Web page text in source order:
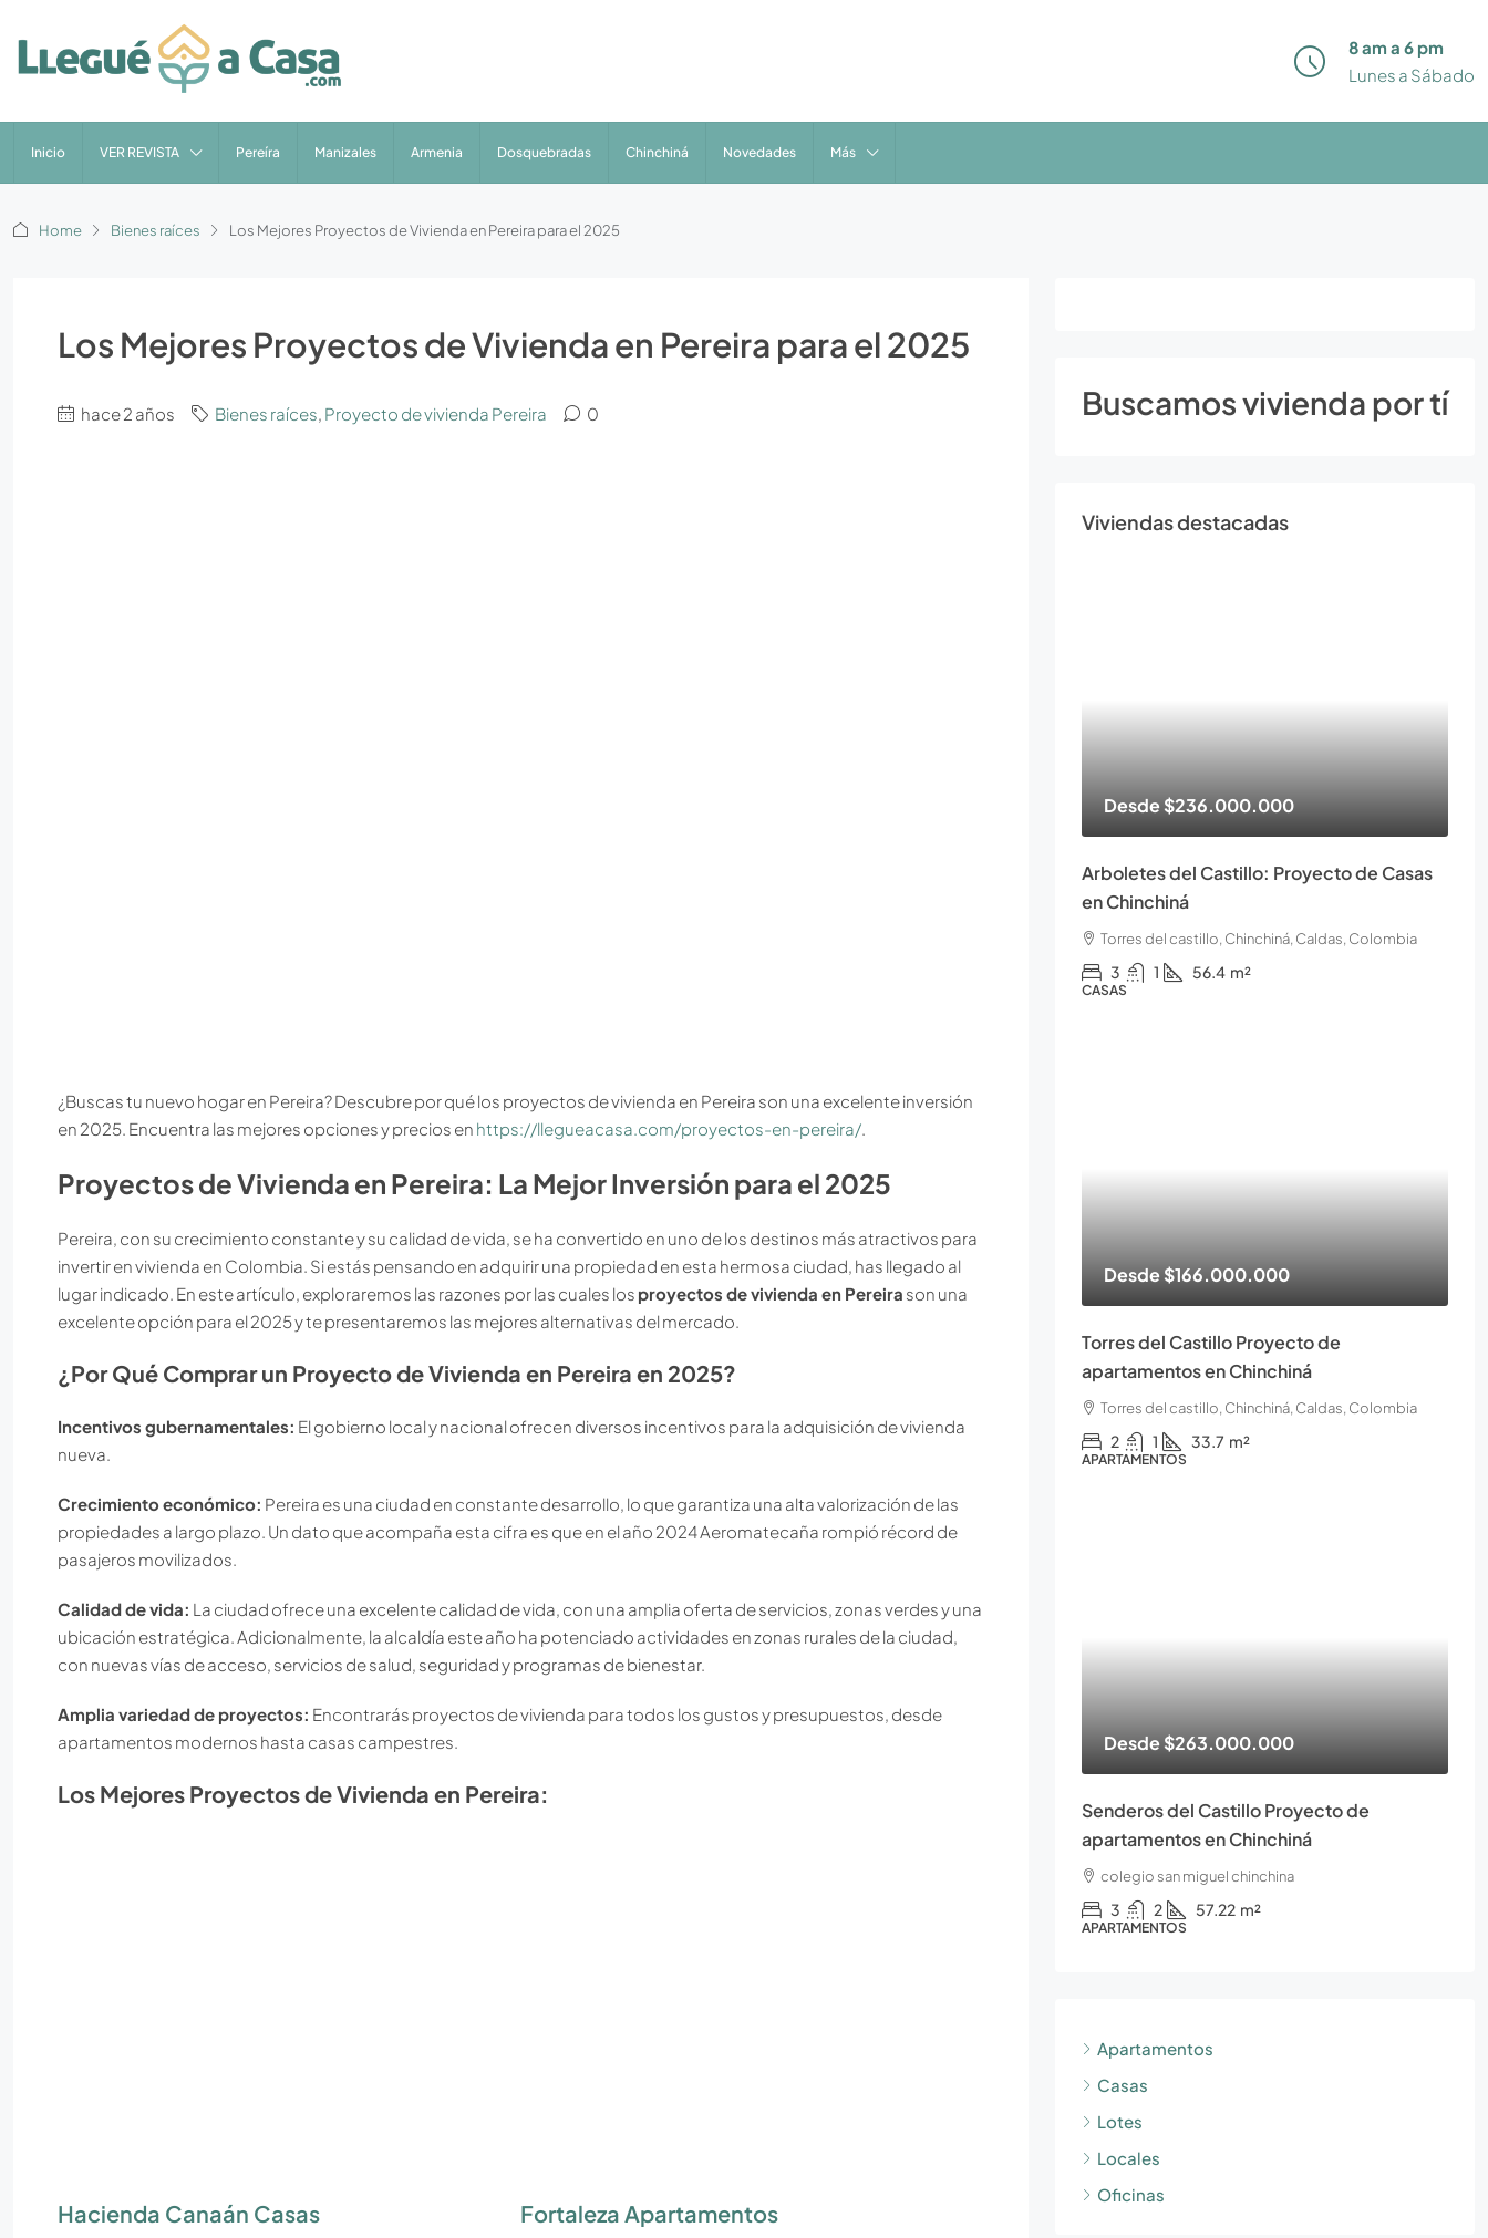
8 am a 6 pm
Lunes a Sábado
Inicio VER REVISTA Pereíra Manizales Armenia Dosquebradas Chinchiná Novedades Más
Home Bienes raíces Los Mejores Proyectos de Vivienda en Pereira para el 2025
Los Mejores Proyectos de Vivienda en Pereira para el 2025
hace 2 años Bienes raíces, Proyecto de vivienda Pereira 0
¿Buscas tu nuevo hogar en Pereira? Descubre por qué los proyectos de vivienda en Pereira son una excelente inversión
en 2025. Encuentra las mejores opciones y precios en https://llegueacasa.com/proyectos-en-pereira/
Proyectos de Vivienda en Pereira: La Mejor Inversión para el 2025
Pereira, con su crecimiento constante y su calidad de vida, se ha convertido en uno de los destinos más atractivos para
invertir en vivienda en Colombia. Si estás pensando en adquirir una propiedad en esta hermosa ciudad, has llegado al
lugar indicado. En este artículo, exploraremos las razones por las cuales los proyectos de vivienda en Pereira son una
excelente opción para el 2025 y te presentaremos las mejores alternativas del mercado.
¿Por Qué Comprar un Proyecto de Vivienda en Pereira en 2025?
Incentivos gubernamentales: El gobierno local y nacional ofrecen diversos incentivos para la adquisición de vivienda
nueva.
Crecimiento económico: Pereira es una ciudad en constante desarrollo, lo que garantiza una alta valorización de las
propiedades a largo plazo. Un dato que acompaña esta cifra es que en el año 2024 Aeromatecaña rompió récord de
pasajeros movilizados.
Calidad de vida: La ciudad ofrece una excelente calidad de vida, con una amplia oferta de servicios, zonas verdes y una
ubicación estratégica. Adicionalmente, la alcaldía este año ha potenciado actividades en zonas rurales de la ciudad,
con nuevas vías de acceso, servicios de salud, seguridad y programas de bienestar.
Amplia variedad de proyectos: Encontrarás proyectos de vivienda para todos los gustos y presupuestos, desde
apartamentos modernos hasta casas campestres.
Los Mejores Proyectos de Vivienda en Pereira:
Hacienda Canaán Casas Fortaleza Apartamentos
Buscamos vivienda por tí
Viviendas destacadas
Desde$236.000.000
Arboletes del Castillo: Proyecto de Casas
en Chinchiná
Torres del castillo, Chinchiná, Caldas, Colombia
3 1 56.4 m²
CASAS
Desde$166.000.000
Torres del Castillo Proyecto de
apartamentos en Chinchiná
Torres del castillo, Chinchiná, Caldas, Colombia
2 1 33.7 m²
APARTAMENTOS
Desde$263.000.000
Senderos del Castillo Proyecto de
apartamentos en Chinchiná
colegio san miguel chinchina
3 2 57.22 m²
APARTAMENTOS
Apartamentos
Casas
Lotes
Locales
Oficinas